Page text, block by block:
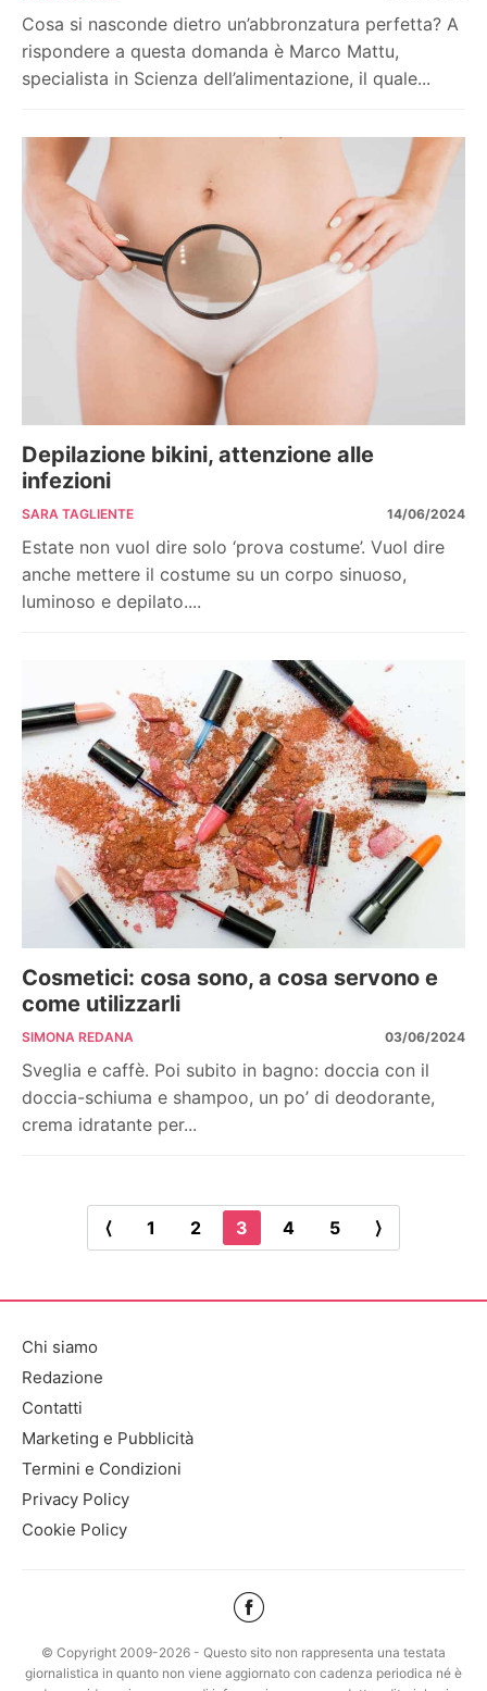
Cosa si nasconde dietro un’abbronzatura perfetta? A
rispondere a questa domanda è Marco Mattu,
specialista in Scienza dell’alimentazione, il quale...
Depilazione bikini, attenzione alle
infezioni
SARA TAGLIENTE 14/06/2024
Estate non vuol dire solo ‘prova costume’. Vuol dire
anche mettere il costume su un corpo sinuoso,
luminoso e depilato....
Cosmetici: cosa sono, a cosa servono e
come utilizzarli
SIMONA REDANA 03/06/2024
Sveglia e caffè. Poi subito in bagno: doccia con il
doccia-schiuma e shampoo, un po’ di deodorante,
crema idratante per...
⟨ 1 2 3 4 5 ⟩
Chi siamo
Redazione
Contatti
Marketing e Pubblicità
Termini e Condizioni
Privacy Policy
Cookie Policy
© Copyright 2009-2026 - Questo sito non rappresenta una testata
giornalistica in quanto non viene aggiornato con cadenza periodica né è